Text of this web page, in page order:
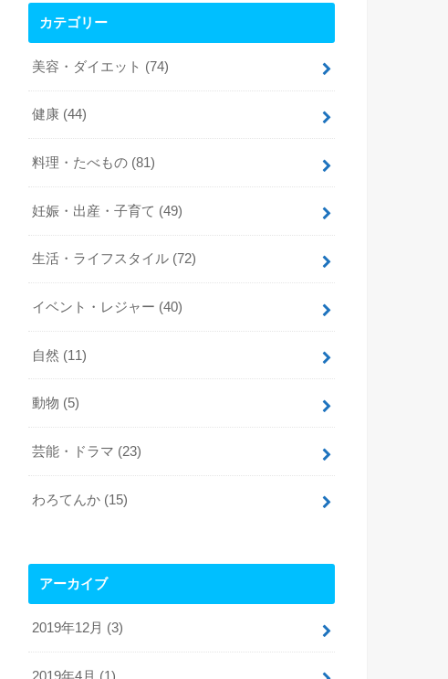
カテゴリー
美容・ダイエット (74)
健康 (44)
料理・たべもの (81)
妊娠・出産・子育て (49)
生活・ライフスタイル (72)
イベント・レジャー (40)
自然 (11)
動物 (5)
芸能・ドラマ (23)
わろてんか (15)
アーカイブ
2019年12月 (3)
2019年4月 (1)